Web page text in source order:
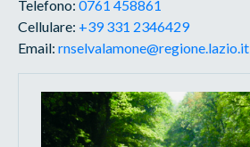
Telefono:0761 458861
Cellulare: +39 331 2346429
Email:rnselvalamone@regione.lazio.it